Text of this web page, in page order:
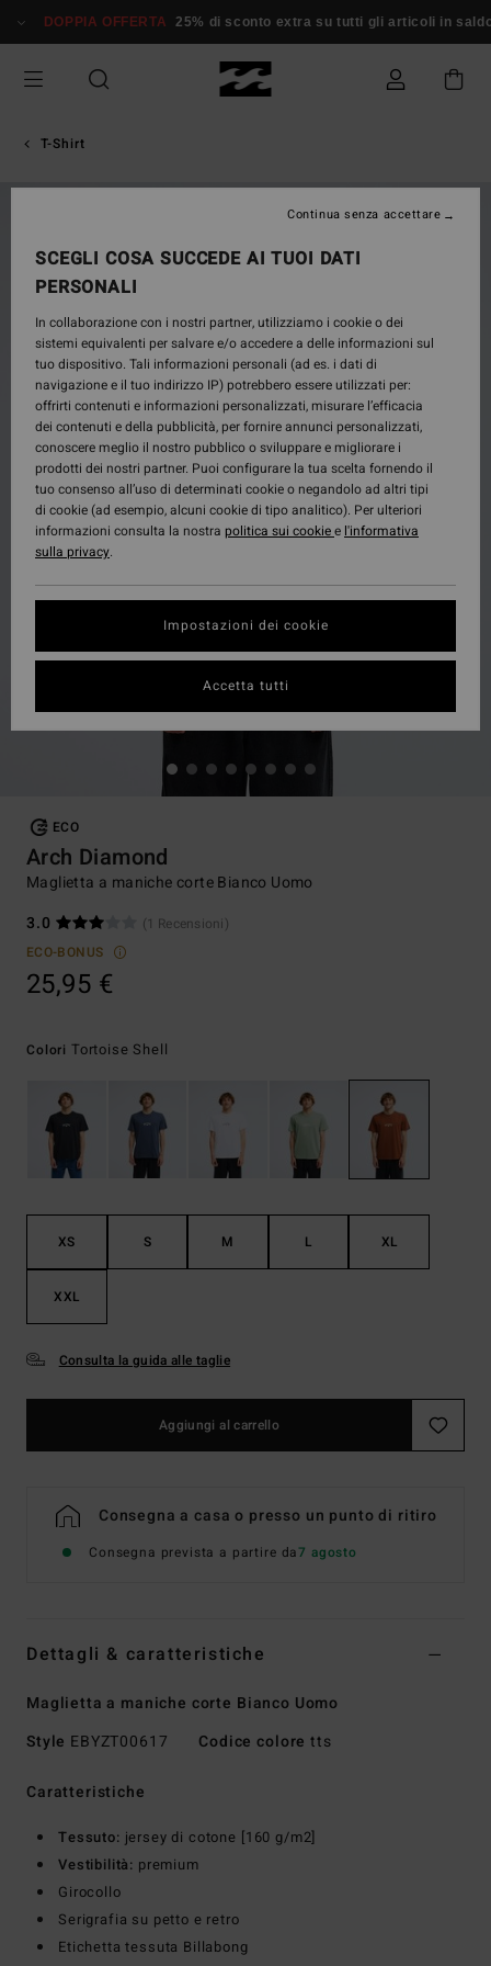
alle
prodotto
DOPPIA OFFERTA 25% di sconto extra su tutti gli articoli in saldo*
T-Shirt
ECO
Arch Diamond
Maglietta a maniche corte Bianco Uomo
3.0
(1 Recensioni)
ECO-BONUS
25,95 €
Colori Tortoise Shell
XS S M L XL
XXL
Consulta la guida alle taglie
Aggiungi al carrello
Consegna a casa o presso un punto di ritiro
Consegna prevista a partire da7 agosto
Dettagli & caratteristiche
Maglietta a maniche corte Bianco Uomo
Style EBYZT00617 Codice colore tts
Caratteristiche
Tessuto: jersey di cotone [160 g/m2]
Vestibilità: premium
Girocollo
Serigrafia su petto e retro
Etichetta tessuta Billabong
SCEGLI COSA SUCCEDE AI TUOI DATI
PERSONALI
In collaborazione con i nostri partner, utilizziamo i cookie o dei
sistemi equivalenti per salvare e/o accedere a delle informazioni sul
tuo dispositivo. Tali informazioni personali (ad es. i dati di
navigazione e il tuo indirizzo IP) potrebbero essere utilizzati per:
offrirti contenuti e informazioni personalizzati, misurare l’efficacia
dei contenuti e della pubblicità, per fornire annunci personalizzati,
conoscere meglio il nostro pubblico o sviluppare e migliorare i
prodotti dei nostri partner. Puoi configurare la tua scelta fornendo il
tuo consenso all’uso di determinati cookie o negandolo ad altri tipi
di cookie (ad esempio, alcuni cookie di tipo analitico). Per ulteriori
informazioni consulta la nostra politica sui cookiee l'informativa
sulla privacy.
Impostazioni dei cookie
Continua senza accettare
Accetta tutti